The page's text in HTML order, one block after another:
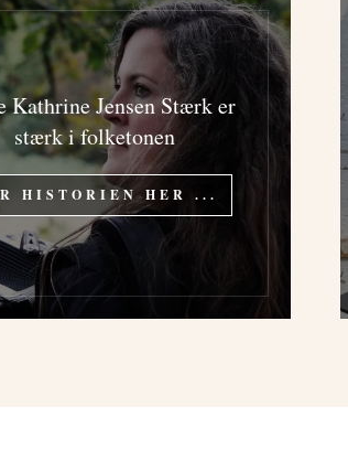
Kathrine Jensen Stærk er
stærk i folketonen
HISTORIEN HER ...